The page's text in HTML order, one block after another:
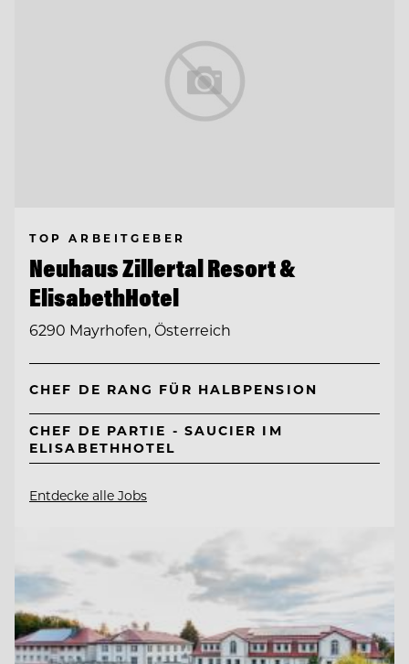
TOP ARBEITGEBER
Neuhaus Zillertal Resort &
ElisabethHotel
6290 Mayrhofen, Österreich
CHEF DE RANG FÜR HALBPENSION
CHEF DE PARTIE - SAUCIER IM
ELISABETHHOTEL
Entdecke alle Jobs